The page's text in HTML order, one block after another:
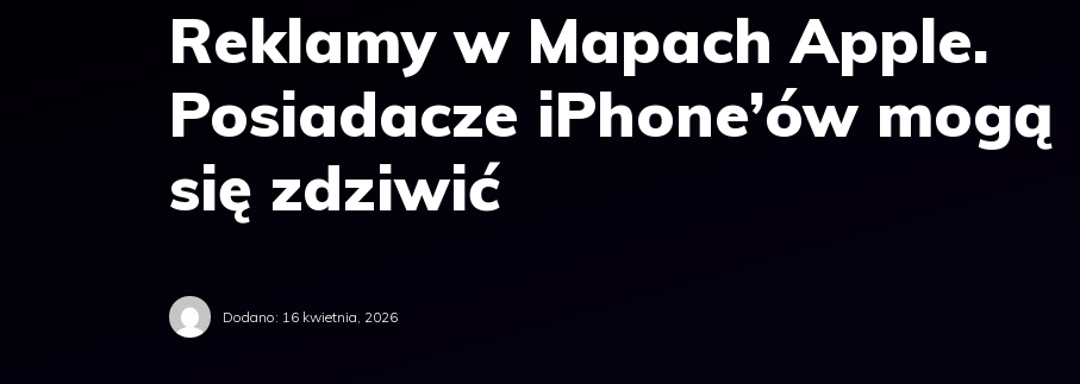
Reklamy w Mapach Apple.
Posiadacze iPhone’ów mogą
się zdziwić
Dodano: 16 kwietnia, 2026